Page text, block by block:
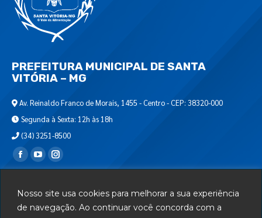
Nosso site usa cookies para melhorar a sua experiência
de navegação. Ao continuar você concorda com a
PREFEITURA MUNICIPAL DE SANTA
VITÓRIA – MG
Av. Reinaldo Franco de Morais, 1455 - Centro - CEP: 38320-000
Segunda à Sexta: 12h às 18h
(34) 3251-8500
Encontre-nos em:
Departamento de T.I.